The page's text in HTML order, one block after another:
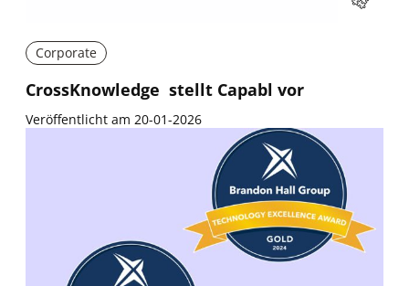
Corporate
CrossKnowledge stellt Capabl vor
Veröffentlicht am 20-01-2026